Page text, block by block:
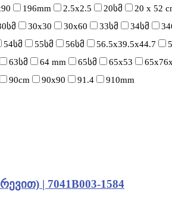
196mm 2.5x2.5 20სმ 20 x 52
30x30 30x60 33სმ 34სმ
54სმ 55სმ 56სმ 56.5x39.5x44.7
63სმ 64 mm 65სმ 65x53
90cm 90x90 91.4
910mm
| 7041B003-1584